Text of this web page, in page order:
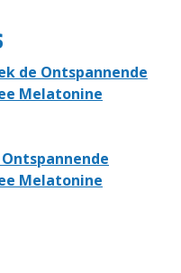
de Ontspannende
Melatonine
Melatonine